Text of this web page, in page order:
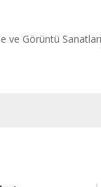
ve Görüntü